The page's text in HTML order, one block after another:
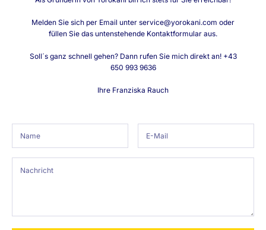
Melden Sie sich per Email unter service@yorokani.com oder
füllen Sie das untenstehende Kontaktformular aus.
Soll´s ganz schnell gehen? Dann rufen Sie mich direkt an! +43
650 993 9636
Ihre Franziska Rauch